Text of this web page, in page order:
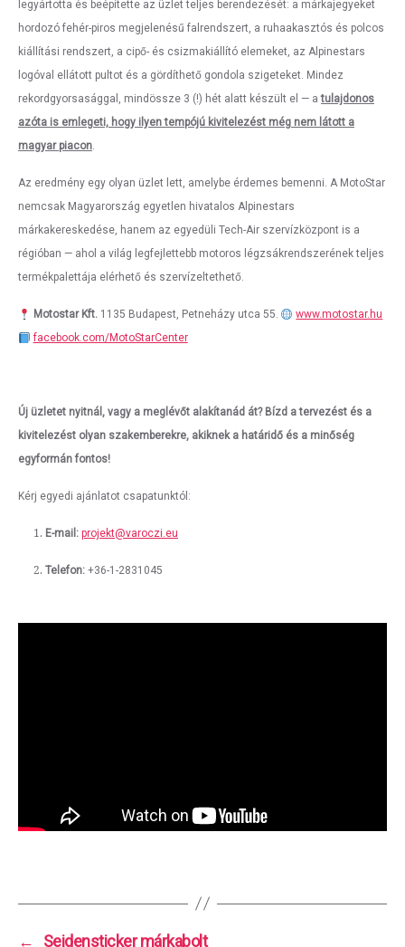
legyártotta és beépítette az üzlet teljes berendezését: a márkajegyeket
hordozó fehér-piros megjelenésű falrendszert, a ruhaakasztós és polcos
kiállítási rendszert, a cipő- és csizmakiállító elemeket, az Alpinestars
logóval ellátott pultot és a gördíthető gondola szigeteket. Mindez
rekordgyorsasággal, mindössze 3 (!) hét alatt készült el — atulajdonos
azóta is emlegeti, hogy ilyen tempójú kivitelezést még nem látott a
magyar piacon.
Az eredmény egy olyan üzlet lett, amelybe érdemes bemenni. A MotoStar
nemcsak Magyarország egyetlen hivatalos Alpinestars
márkakereskedése, hanem az egyedüli Tech-Air szervízközpont is a
régióban — ahol a világ legfejlettebb motoros légzsákrendszerének teljes
termékpalettája elérhető és szervízeltethető.
Motostar Kft.1135 Budapest, Petneházy utca 55.
www.motostar.hu
facebook.com/MotoStarCenter
Új üzletet nyitnál, vagy a meglévőt alakítanád át? Bízd a tervezést és a
kivitelezést olyan szakemberekre, akiknek a határidő és a minőség
egyformán fontos!
Kérj egyedi ajánlatot csapatunktól:
E-mail: projekt@varoczi.eu
Telefon: +36-1-2831045
← Seidensticker márkabolt